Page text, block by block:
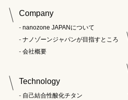
Company
nanozone JAPANについて
ナノゾーンジャパンが目指すところ
会社概要
Technology
自己結合性酸化チタン